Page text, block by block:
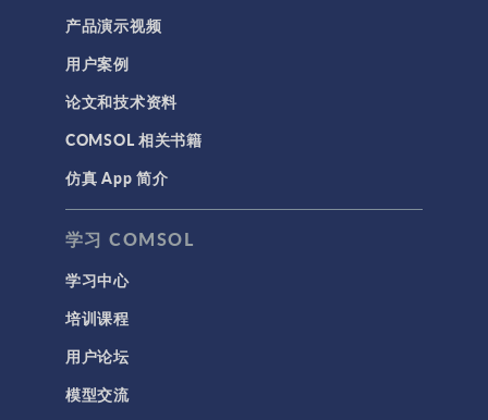
产品演示视频
用户案例
论文和技术资料
COMSOL 相关书籍
仿真 App 简介
学习 COMSOL
学习中心
培训课程
用户论坛
模型交流